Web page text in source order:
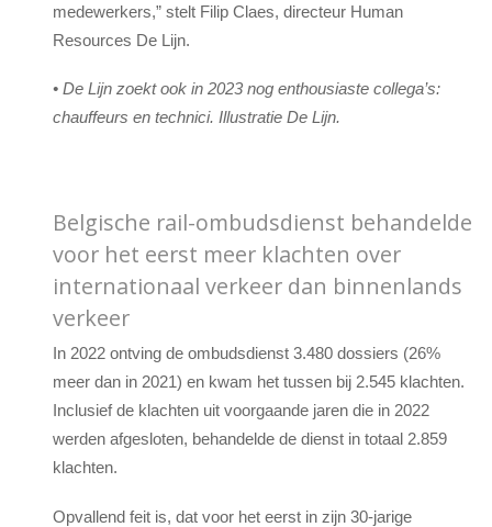
medewerkers,” stelt Filip Claes, directeur Human
Resources De Lijn.
• De Lijn zoekt ook in 2023 nog enthousiaste collega’s:
chauffeurs en technici. Illustratie De Lijn.
Belgische rail-ombudsdienst behandelde
voor het eerst meer klachten over
internationaal verkeer dan binnenlands
verkeer
In 2022 ontving de ombudsdienst 3.480 dossiers (26%
meer dan in 2021) en kwam het tussen bij 2.545 klachten.
Inclusief de klachten uit voorgaande jaren die in 2022
werden afgesloten, behandelde de dienst in totaal 2.859
klachten.
Opvallend feit is, dat voor het eerst in zijn 30-jarige